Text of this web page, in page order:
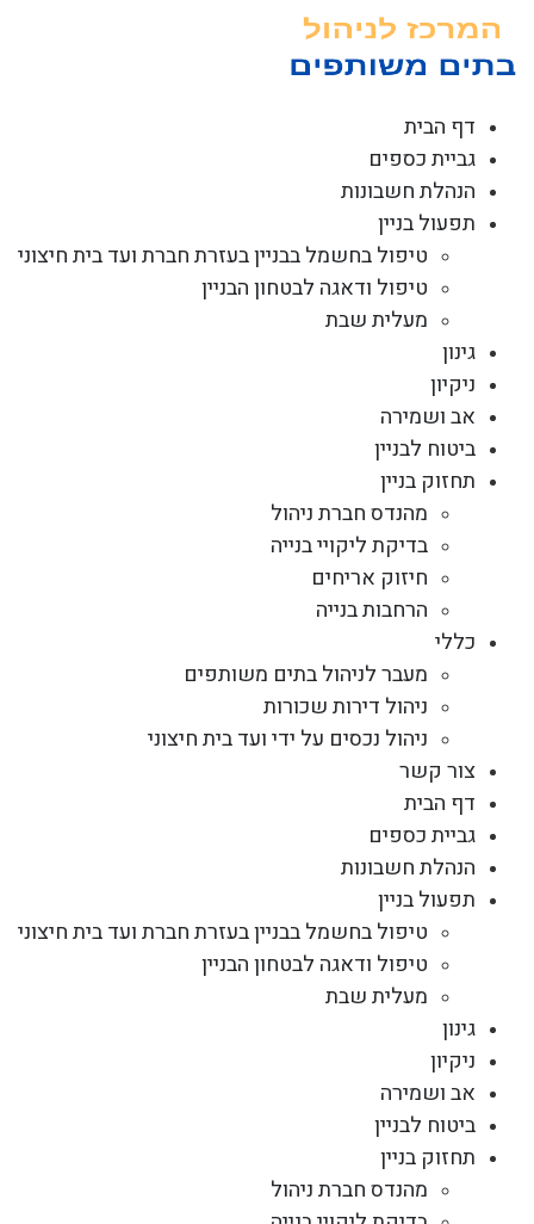
דף הבית
גביית כספים
הנהלת חשבונות
תפעול בניין
טיפול בחשמל בבניין בעזרת חברת ועד בית חיצוני
טיפול ודאגה לבטחון הבניין
מעלית שבת
גינון
ניקיון
אב ושמירה
ביטוח לבניין
תחזוק בניין
מהנדס חברת ניהול
בדיקת ליקויי בנייה
חיזוק אריחים
הרחבות בנייה
כללי
מעבר לניהול בתים משותפים
ניהול דירות שכורות
ניהול נכסים על ידי ועד בית חיצוני
צור קשר
דף הבית
גביית כספים
הנהלת חשבונות
תפעול בניין
טיפול בחשמל בבניין בעזרת חברת ועד בית חיצוני
טיפול ודאגה לבטחון הבניין
מעלית שבת
גינון
ניקיון
אב ושמירה
ביטוח לבניין
תחזוק בניין
מהנדס חברת ניהול